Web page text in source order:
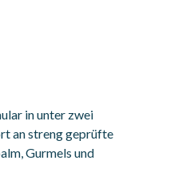
in unter zwei
an streng geprüfte
Gurmels und